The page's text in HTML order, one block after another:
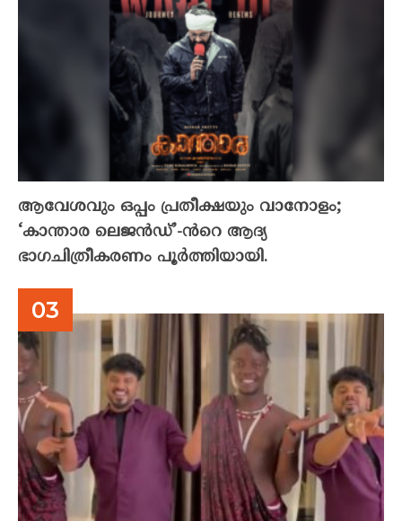
ആവേശവും ഒപ്പം പ്രതീക്ഷയും വാനോളം;
‘കാന്താര ലെജൻഡ്’-ൻറെ ആദ്യ
ഭാഗചിത്രീകരണം പൂർത്തിയായി.